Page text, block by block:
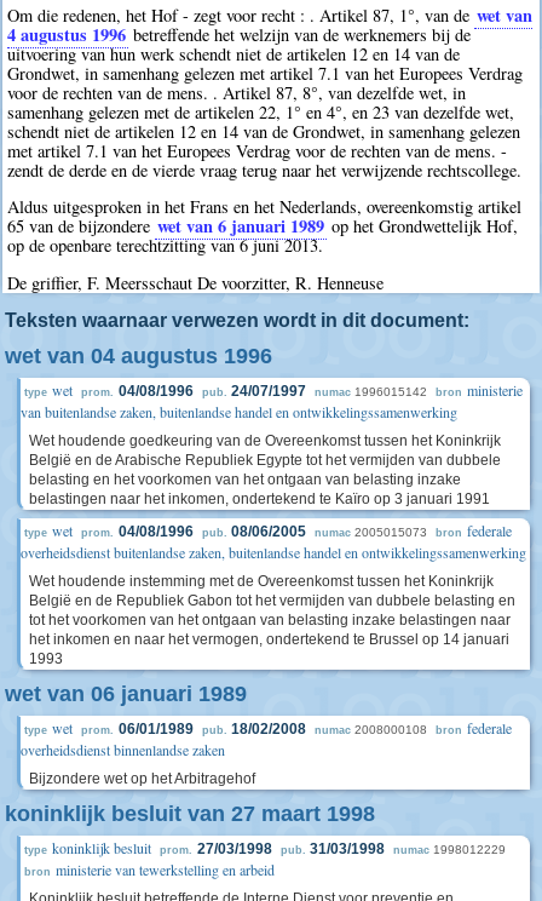
Om die redenen, het Hof - zegt voor recht : . Artikel 87, 1°, van de wet van
4 augustus 1996 betreffende het welzijn van de werknemers bij de
uitvoering van hun werk schendt niet de artikelen 12 en 14 van de
Grondwet, in samenhang gelezen met artikel 7.1 van het Europees Verdrag
voor de rechten van de mens. . Artikel 87, 8°, van dezelfde wet, in
samenhang gelezen met de artikelen 22, 1° en 4°, en 23 van dezelfde wet,
schendt niet de artikelen 12 en 14 van de Grondwet, in samenhang gelezen
met artikel 7.1 van het Europees Verdrag voor de rechten van de mens. -
zendt de derde en de vierde vraag terug naar het verwijzende rechtscollege.
Aldus uitgesproken in het Frans en het Nederlands, overeenkomstig artikel
65 van de bijzondere wet van 6 januari 1989 op het Grondwettelijk Hof,
op de openbare terechtzitting van 6 juni 2013.
De griffier, F. Meersschaut De voorzitter, R. Henneuse
Teksten waarnaar verwezen wordt in dit document:
wet van 04 augustus 1996
type wet prom. 04/08/1996 pub. 24/07/1997 numac 1996015142 bron ministerie
van buitenlandse zaken, buitenlandse handel en ontwikkelingssamenwerking
Wet houdende goedkeuring van de Overeenkomst tussen het Koninkrijk
België en de Arabische Republiek Egypte tot het vermijden van dubbele
belasting en het voorkomen van het ontgaan van belasting inzake
belastingen naar het inkomen, ondertekend te Kaïro op 3 januari 1991
type wet prom. 04/08/1996 pub. 08/06/2005 numac 2005015073 bron federale
overheidsdienst buitenlandse zaken, buitenlandse handel en ontwikkelingssamenwerking
Wet houdende instemming met de Overeenkomst tussen het Koninkrijk
België en de Republiek Gabon tot het vermijden van dubbele belasting en
tot het voorkomen van het ontgaan van belasting inzake belastingen naar
het inkomen en naar het vermogen, ondertekend te Brussel op 14 januari
1993
wet van 06 januari 1989
type wet prom. 06/01/1989 pub. 18/02/2008 numac 2008000108 bron federale
overheidsdienst binnenlandse zaken
Bijzondere wet op het Arbitragehof
koninklijk besluit van 27 maart 1998
type koninklijk besluit prom. 27/03/1998 pub. 31/03/1998 numac 1998012229
bron ministerie van tewerkstelling en arbeid